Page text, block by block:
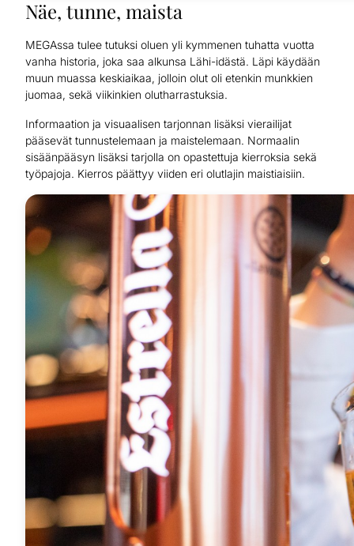
Näe, tunne, maista
MEGAssa tulee tutuksi oluen yli kymmenen tuhatta vuotta
vanha historia, joka saa alkunsa Lähi-idästä. Läpi käydään
muun muassa keskiaikaa, jolloin olut oli etenkin munkkien
juomaa, sekä viikinkien olutharrastuksia.
Informaation ja visuaalisen tarjonnan lisäksi vierailijat
pääsevät tunnustelemaan ja maistelemaan. Normaalin
sisäänpääsyn lisäksi tarjolla on opastettuja kierroksia sekä
työpajoja. Kierros päättyy viiden eri olutlajin maistiaisiin.